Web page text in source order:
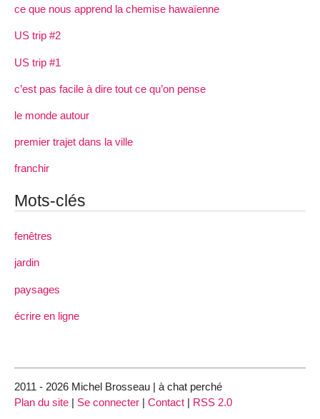
ce que nous apprend la chemise hawaïenne
US trip #2
US trip #1
c’est pas facile à dire tout ce qu’on pense
le monde autour
premier trajet dans la ville
franchir
Mots-clés
fenêtres
jardin
paysages
écrire en ligne
2011 - 2026 Michel Brosseau | à chat perché
Plan du site | Se connecter | Contact | RSS 2.0